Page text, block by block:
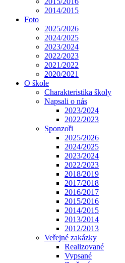
2014/2015
Foto
2025/2026
2024/2025
2023/2024
2022/2023
2021/2022
2020/2021
O škole
Charakteristika školy
Napsali o nás
2023/2024
2022/2023
Sponzoři
2025/2026
2024/2025
2023/2024
2022/2023
2018/2019
2017/2018
2016/2017
2015/2016
2014/2015
2013/2014
2012/2013
Veřejné zakázky
Realizované
Vypsané